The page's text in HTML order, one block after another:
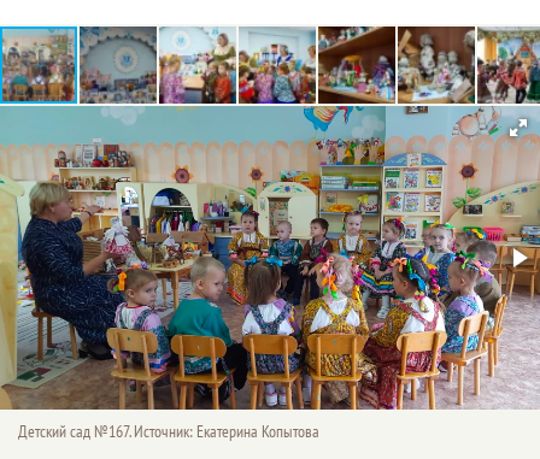
Детский сад №167. Источник: Екатерина Копытова